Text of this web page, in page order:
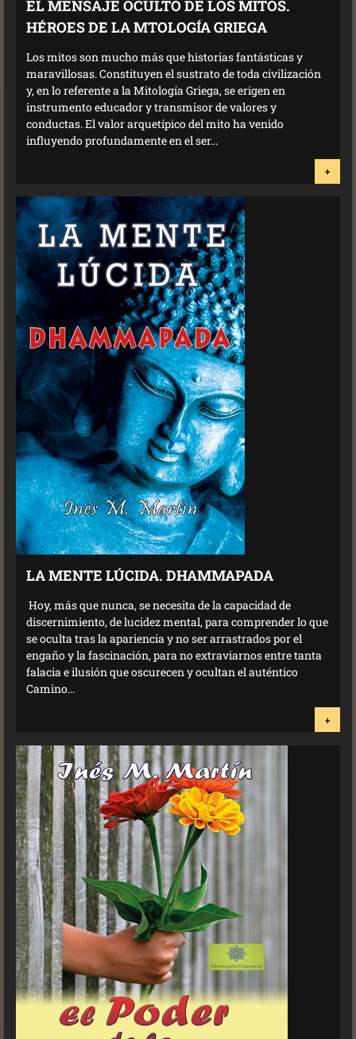
EL MENSAJE OCULTO DE LOS MITOS.
HÉROES DE LA MTOLOGÍA GRIEGA
Los mitos son mucho más que historias fantásticas y
maravillosas. Constituyen el sustrato de toda civilización
y, en lo referente a la Mitología Griega, se erigen en
instrumento educador y transmisor de valores y
conductas. El valor arquetípico del mito ha venido
influyendo profundamente en el ser...
+
LA MENTE LÚCIDA. DHAMMAPADA
Hoy, más que nunca, se necesita de la capacidad de
discernimiento, de lucidez mental, para comprender lo que
se oculta tras la apariencia y no ser arrastrados por el
engaño y la fascinación, para no extraviarnos entre tanta
falacia e ilusión que oscurecen y ocultan el auténtico
Camino...
+